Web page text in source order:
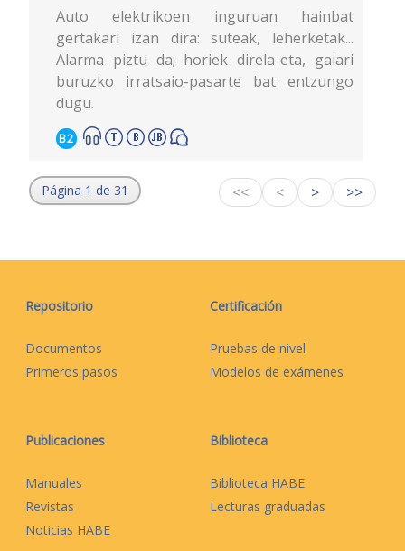
Auto elektrikoen inguruan hainbat
gertakari izan dira: suteak, leherketak...
Alarma piztu da; horiek direla-eta, gaiari
buruzko irratsaio-pasarte bat entzungo
dugu.
B2
Página 1 de 31 << < > >>
Repositorio
Documentos
Primeros pasos
Certificación
Pruebas de nivel
Modelos de exámenes
Publicaciones
Manuales
Revistas
Noticias HABE
Biblioteca
Biblioteca HABE
Lecturas graduadas